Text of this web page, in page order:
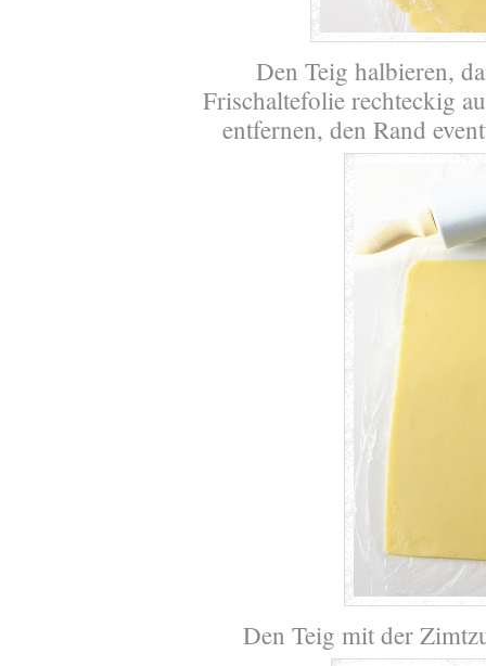
Den Teig halbieren,
Frischaltefolie rechteckig
entfernen, den Rand
Den Teig mit der